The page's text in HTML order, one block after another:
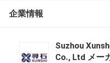
企業情報
Suzhou
Co., Ltd メー